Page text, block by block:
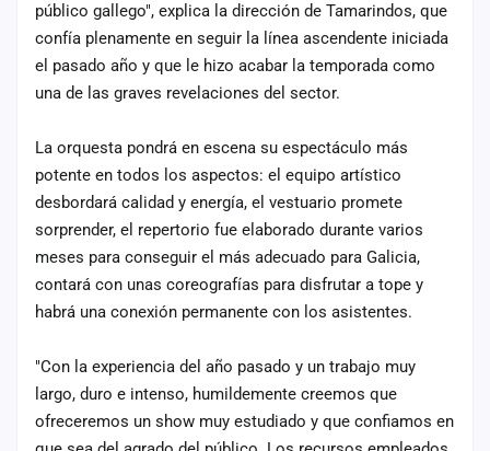
público gallego", explica la dirección de Tamarindos, que
confía plenamente en seguir la línea ascendente iniciada
el pasado año y que le hizo acabar la temporada como
una de las graves revelaciones del sector.
La orquesta pondrá en escena su espectáculo más
potente en todos los aspectos: el equipo artístico
desbordará calidad y energía, el vestuario promete
sorprender, el repertorio fue elaborado durante varios
meses para conseguir el más adecuado para Galicia,
contará con unas coreografías para disfrutar a tope y
habrá una conexión permanente con los asistentes.
"Con la experiencia del año pasado y un trabajo muy
largo, duro e intenso, humildemente creemos que
ofreceremos un show muy estudiado y que confiamos en